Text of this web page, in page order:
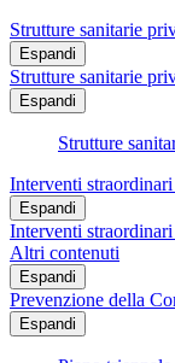
Strutture sanitarie
Espandi
Strutture sanitarie
Espandi
Strutture
Interventi
Espandi
Interventi
Altri contenuti
Espandi
Prevenzione della
Espandi